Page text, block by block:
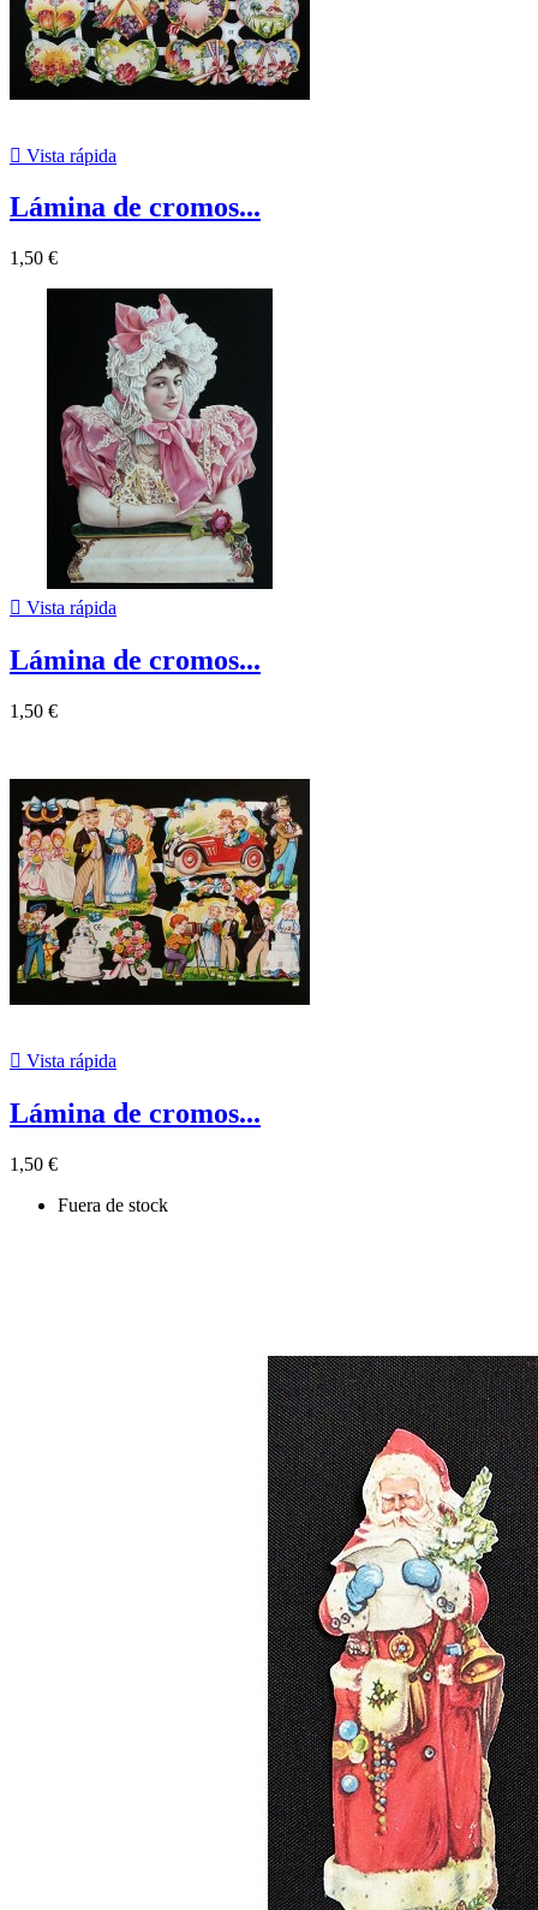
 Vista rápida
Lámina de cromos...
1,50 €
 Vista rápida
Lámina de cromos...
1,50 €
 Vista rápida
Lámina de cromos...
1,50 €
Fuera de stock